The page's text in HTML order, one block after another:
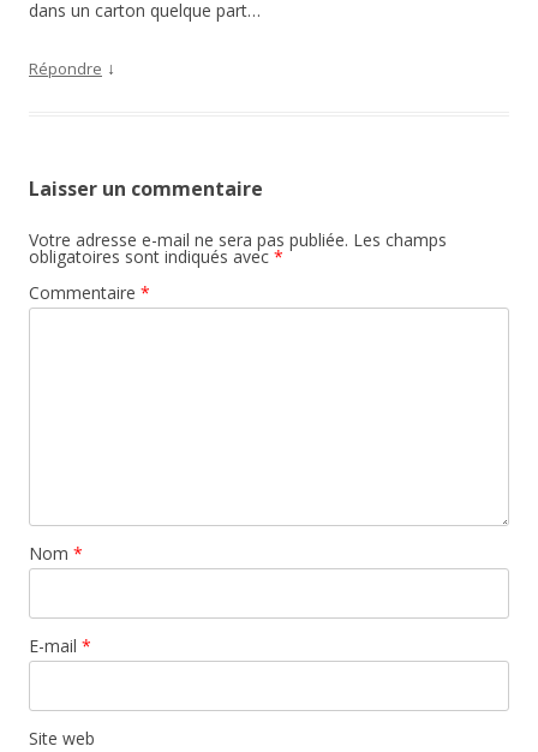
dans un carton quelque part…
Répondre ↓
Laisser un commentaire
Votre adresse e-mail ne sera pas publiée. Les champs
obligatoires sont indiqués avec *
Commentaire *
Nom *
E-mail *
Site web